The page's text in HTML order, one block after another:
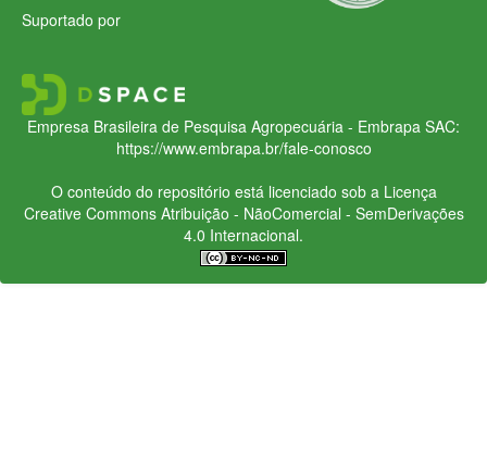
Suportado por
Empresa Brasileira de Pesquisa Agropecuária - Embrapa SAC:
https://www.embrapa.br/fale-conosco
O conteúdo do repositório está licenciado sob a Licença
Creative CommonsAtribuição - NãoComercial - SemDerivações
4.0 Internacional.